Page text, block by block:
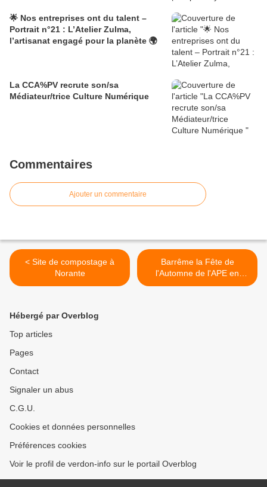
🌟 Nos entreprises ont du talent –
Portrait n°21 : L’Atelier Zulma,
l’artisanat engagé pour la planète 🌍
La CCA%PV recrute son/sa
Médiateur/trice Culture Numérique
Commentaires
Ajouter un commentaire
< Site de compostage à
Norante
Barrême la Fête de
l'Automne de l'APE en
Photos >
Hébergé par Overblog
Top articles
Pages
Contact
Signaler un abus
C.G.U.
Cookies et données personnelles
Préférences cookies
Voir le profil de verdon-info sur le portail Overblog